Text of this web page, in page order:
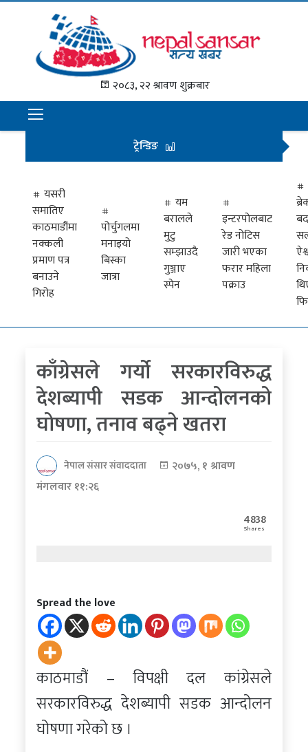
२०८३, २२ श्रावण शुक्रबार
समाचार
राजनीति
अन्तराष्ट्रिय
अर्थ
मनोरञ्जन
प्रवास
खेलकुद
पत्रपत्रिकाबाट
ट्रेन्डिङ
यसरी
समातिए
काठमाडौंमा
नक्कली
प्रमाण पत्र
बनाउने
गिरोह
पोर्चुगलमा
मनाइयो
बिस्का
जात्रा
यम
बरालले
मुटु
सम्झाउदै
गुञ्जाए
स्पेन
इन्टरपोलबाट
रेड नोटिस
जारी भएका
फरार महिला
पक्राउ
काँग्रेसले गर्यो सरकारविरुद्ध
देशब्यापी सडक आन्दोलनको
घोषणा, तनाव बढ्ने खतरा
नेपाल संसार संवाददाता
२०७५, १ श्रावण
मंगलवार ११:२६
4838
Shares
Spread the love
काठमाडौं – विपक्षी दल कांग्रेसले
सरकारविरुद्ध देशब्यापी सडक आन्दोलन
घोषणा गरेको छ ।